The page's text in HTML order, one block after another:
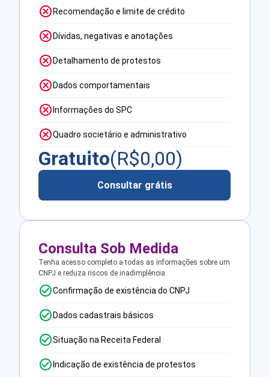
Recomendação e limite de crédito
Dívidas, negativas e anotações
Detalhamento de protestos
Dados comportamentais
Informações do SPC
Quadro societário e administrativo
Gratuito(R$0,00)
Consultar grátis
Consulta Sob Medida
Tenha acesso completo a todas as informações sobre um
CNPJ e reduza riscos de inadimplência.
Confirmação de existência do CNPJ
Dados cadastrais básicos
Situação na Receita Federal
Indicação de existência de protestos